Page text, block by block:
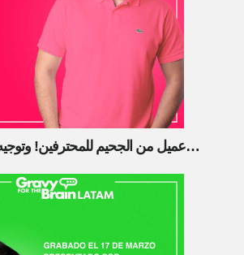
عميل من الجحيم للمحترفين! وتوجيه للمبتدئين…